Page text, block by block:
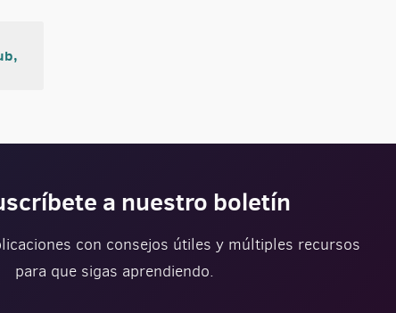
a nuestro boletín
con consejos útiles y múltiples recursos
para que sigas aprendiendo.